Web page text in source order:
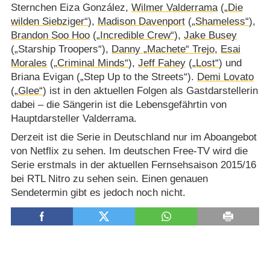
Sternchen Eiza González, Wilmer Valderrama(„Die
wilden Siebziger“), Madison Davenport(„Shameless“),
Brandon Soo Hoo(„Incredible Crew“), Jake Busey
(„Starship Troopers“), Danny „Machete“ Trejo, Esai
Morales („Criminal Minds“), Jeff Fahey(„Lost“) und
Briana Evigan („Step Up to the Streets“). Demi Lovato
(„Glee“) ist in den aktuellen Folgen als Gastdarstellerin
dabei – die Sängerin ist die Lebensgefährtin von
Hauptdarsteller Valderrama.
Derzeit ist die Serie in Deutschland nur im Aboangebot
von Netflix zu sehen. Im deutschen Free-TV wird die
Serie erstmals in der aktuellen Fernsehsaison 2015/​16
bei RTL Nitro zu sehen sein. Einen genauen
Sendetermin gibt es jedoch noch nicht.